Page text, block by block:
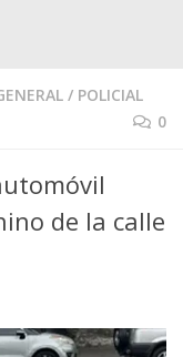
/ POLICIAL
0
de la calle